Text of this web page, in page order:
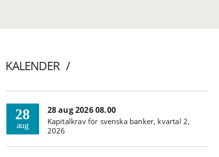
KALENDER
28
aug
28 aug 2026 08.00
Kapitalkrav för svenska banker, kvartal 2,
2026